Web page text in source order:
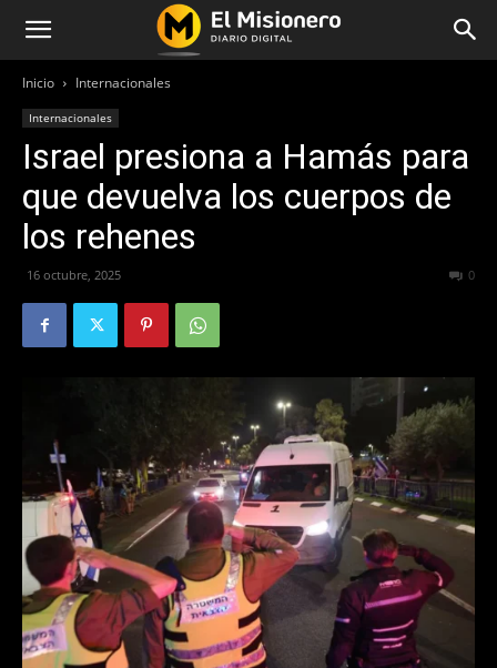
Inicio Internacionales
Internacionales
Israel presiona a Hamás para
que devuelva los cuerpos de
los rehenes
16 octubre, 2025 0